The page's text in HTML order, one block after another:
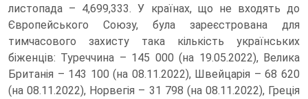
листопада – 4,699,333. У країнах, що не входять до
Європейського Союзу, була зареєстрована для
тимчасового захисту така кількість українських
біженців: Туреччина – 145 000 (на 19.05.2022), Велика
Британія – 143 100 (на 08.11.2022), Швейцарія – 68 620
(на 08.11.2022), Норвегія – 31 798 (на 08.11.2022), Греція